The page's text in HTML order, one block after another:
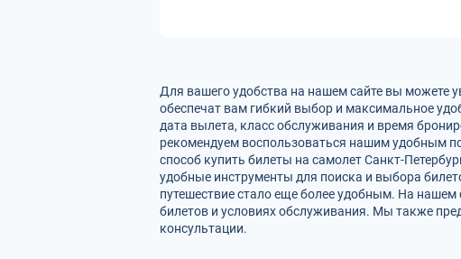
Для вашего удобства на нашем сайте вы можете
обеспечат вам гибкий выбор и максимальное
дата вылета, класс обслуживания и время
рекомендуем воспользоваться нашим удобным
способ купить билеты на самолет Санкт-
удобные инструменты для поиска и выбора
путешествие стало еще более удобным. На
билетов и условиях обслуживания. Мы также
консультации.